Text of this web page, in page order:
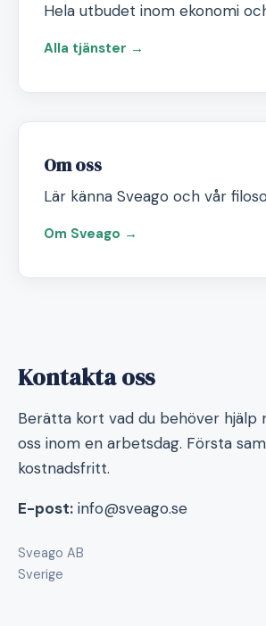
Hela utbudet inom ekonomi
Alla tjänster →
Om oss
Lär känna Sveago och vår
Om Sveago →
Kontakta oss
Berätta kort vad du behöver hjälp
oss inom en arbetsdag. Första
kostnadsfritt.
E-post: info@sveago.se
Sveago AB
Sverige